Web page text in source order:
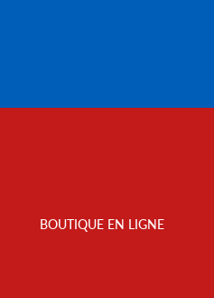
BOUTIQUE EN LIGNE